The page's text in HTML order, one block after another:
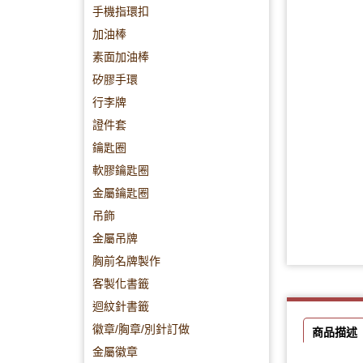
手機指環扣
加油棒
素面加油棒
矽膠手環
行李牌
證件套
鑰匙圈
軟膠鑰匙圈
金屬鑰匙圈
吊飾
金屬吊牌
胸前名牌製作
客製化書籤
迴紋針書籤
徽章/胸章/別針訂做
金屬徽章
商品描述